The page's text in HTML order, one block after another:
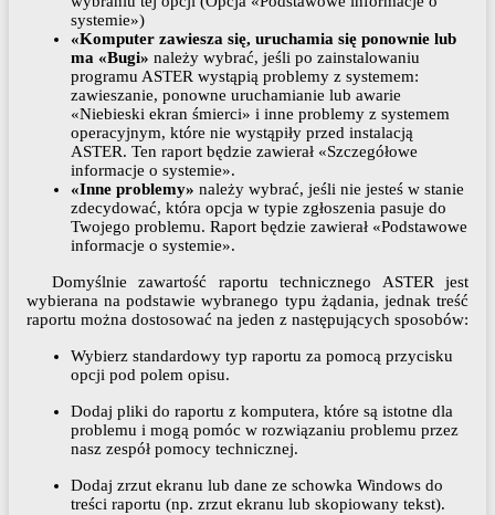
systemie»)
«Komputer zawiesza się, uruchamia się ponownie lub
ma «Bugi» należy wybrać, jeśli po zainstalowaniu
programu ASTER wystąpią problemy z systemem:
zawieszanie, ponowne uruchamianie lub awarie
«Niebieski ekran śmierci» i inne problemy z systemem
operacyjnym, które nie wystąpiły przed instalacją
ASTER. Ten raport będzie zawierał «Szczegółowe
informacje o systemie».
«Inne problemy» należy wybrać, jeśli nie jesteś w stanie
zdecydować, która opcja w typie zgłoszenia pasuje do
Twojego problemu. Raport będzie zawierał «Podstawowe
informacje o systemie».
Domyślnie zawartość raportu technicznego ASTER jest
wybierana na podstawie wybranego typu żądania, jednak treść
raportu można dostosować na jeden z następujących sposobów:
Wybierz standardowy typ raportu za pomocą przycisku
opcji pod polem opisu.
Dodaj pliki do raportu z komputera, które są istotne dla
problemu i mogą pomóc w rozwiązaniu problemu przez
nasz zespół pomocy technicznej.
Dodaj zrzut ekranu lub dane ze schowka Windows do
treści raportu (np. zrzut ekranu lub skopiowany tekst).